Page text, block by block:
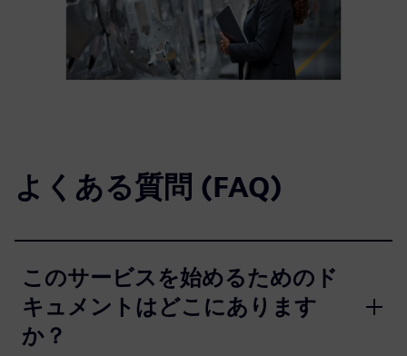
よくある質問 (FAQ)
このサービスを始めるためのド
キュメントはどこにあります
か？